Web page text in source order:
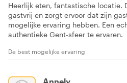
Heerlijk eten, fantastische locatie.
gastvrij en zorgt ervoor dat zijn
mogelijke ervaring hebben. Een
authentieke Gent-sfeer te ervaren.
De best mogelijke ervaring
Annely